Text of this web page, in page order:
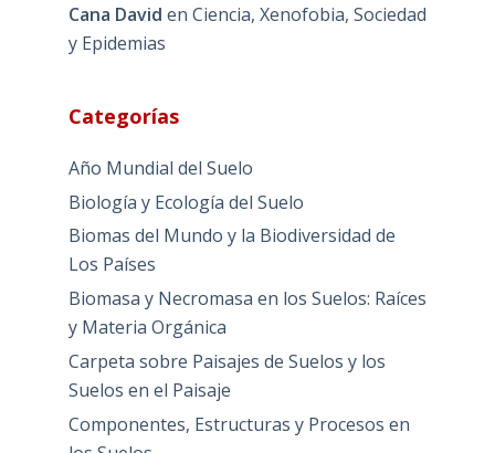
Cana David en Ciencia, Xenofobia, Sociedad
y Epidemias
Categorías
Año Mundial del Suelo
Biología y Ecología del Suelo
Biomas del Mundo y la Biodiversidad de
Los Países
Biomasa y Necromasa en los Suelos: Raíces
y Materia Orgánica
Carpeta sobre Paisajes de Suelos y los
Suelos en el Paisaje
Componentes, Estructuras y Procesos en